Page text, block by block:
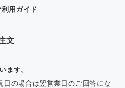
利用ガイド
文
ます。
日の場合は翌営業日のご回答にな